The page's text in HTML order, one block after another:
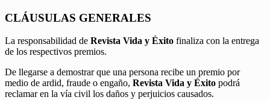
CLÁUSULAS GENERALES
La responsabilidad de Revista Vida y Éxito finaliza con la entrega
de los respectivos premios.
De llegarse a demostrar que una persona recibe un premio por
medio de ardid, fraude o engaño, Revista Vida y Éxito podrá
reclamar en la vía civil los daños y perjuicios causados.